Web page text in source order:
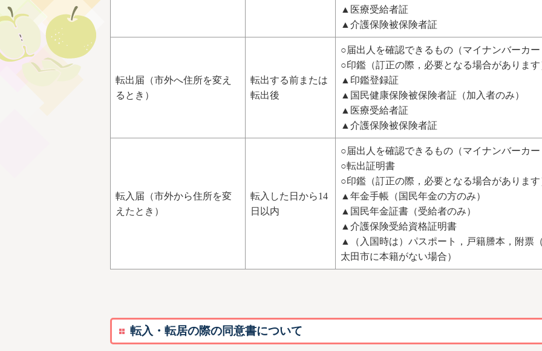
▲医療受給者証
▲介護保険被保険者証
転出届（市外へ住所を変え
るとき）
転出する前または
転出後
○届出人を確認できるもの（マイナンバーカ
○印鑑（訂正の際，必要となる場合があります
▲印鑑登録証
▲国民健康保険被保険者証（加入者のみ）
▲医療受給者証
▲介護保険被保険者証
転入届（市外から住所を変
えたとき）
転入した日から14
日以内
○届出人を確認できるもの（マイナンバーカ
○転出証明書
○印鑑（訂正の際，必要となる場合があります
▲年金手帳（国民年金の方のみ）
▲国民年金証書（受給者のみ）
▲介護保険受給資格証明書
▲（入国時は）パスポート，戸籍謄本，附票
太田市に本籍がない場合）
転入・転居の際の同意書について